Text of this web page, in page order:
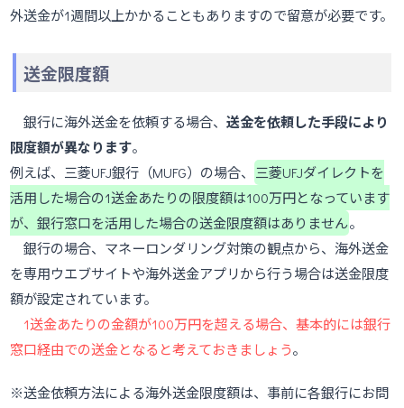
外送金が1週間以上かかることもありますので留意が必要です。
送金限度額
銀行に海外送金を依頼する場合、送金を依頼した手段により
限度額が異なります。
例えば、三菱UFJ銀行（MUFG）の場合、 三菱UFJダイレクトを
活用した場合の1送金あたりの限度額は100万円となっています
が、銀行窓口を活用した場合の送金限度額はありません。
銀行の場合、マネーロンダリング対策の観点から、海外送金
を専用ウエブサイトや海外送金アプリから行う場合は送金限度
額が設定されています。
1送金あたりの金額が100万円を超える場合、基本的には銀行
窓口経由での送金となると考えておきましょう。
※送金依頼方法による海外送金限度額は、事前に各銀行にお問